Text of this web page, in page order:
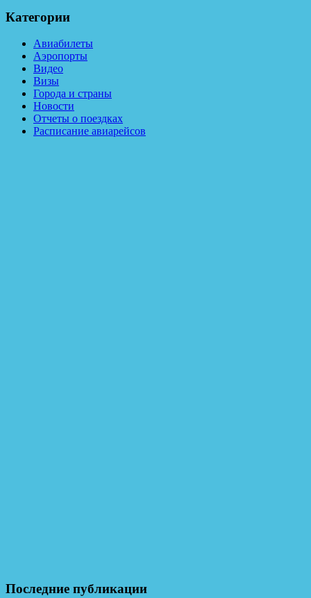
Категории
Авиабилеты
Аэропорты
Видео
Визы
Города и страны
Новости
Отчеты о поездках
Расписание авиарейсов
Последние публикации